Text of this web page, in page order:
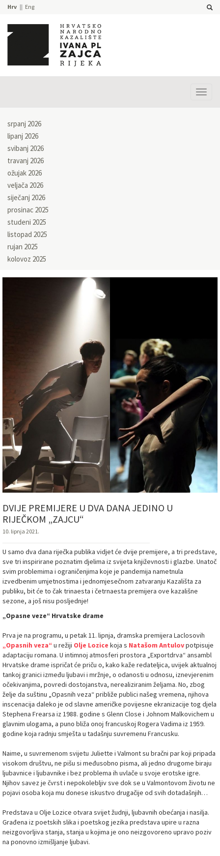
Hrv Eng
srpanj 2026
lipanj 2026
svibanj 2026
travanj 2026
ožujak 2026
veljača 2026
siječanj 2026
prosinac 2025
studeni 2025
listopad 2025
rujan 2025
kolovoz 2025
DVIJE PREMIJERE U DVA DANA JEDINO U
RIJEČKOM „ZAJCU“
10. lipnja 2021.
U samo dva dana riječka publika vidjet će dvije premijere, a tri predstave,
sve tri inspirirane poznatim djelima iz svijeta književnosti i glazbe. Unatoč
svim problemima i ograničenjima koje je pandemija nametnula
izvedbenim umjetnostima i jednomjesečnom zatvaranju Kazališta za
publiku, bit će to čak trinaesta i četrnaesta premijera ove kazališne
sezone, a još nisu posljednje!
„Opasne veze“ Hrvatske drame
Prva je na programu, u petak 11. lipnja, dramska premijera Laclosovih
„Opasnih veza“ u režiji Olje Lozice koja s Natašom Antulovpotpisuje
adaptaciju romana. U intimnoj atmosferi prostora „Exportdrva“ ansambl
Hrvatske drame ispričat će priču o, kako kaže redateljica, uvijek aktualnoj
tankoj granici između ljubavi i mržnje, o odanosti u odnosu, iznevjerenim
očekivanjima, povredi dostojanstva, nerealiziranim željama. No, zbog
želje da suštinu „Opasnih veza“ približe publici našeg vremena, njihova
inscenacija daleko je od slavne američke povijesne ekranizacije tog djela
Stephena Frearsa iz 1988. godine s Glenn Close i Johnom Malkovichem u
glavnim ulogama, a puno bliža onoj francuskoj Rogera Vadima iz 1959.
godine koja radnju smješta u tadašnju suvremenu Francusku.
Naime, u suvremenom svijetu Juliette i Valmont su bračni par koji pripada
visokom društvu, ne pišu si međusobno pisma, ali jedno drugome biraju
ljubavnice i ljubavnike i bez problema ih uvlače u svoje erotske igre.
Njihov savez je čvrst i nepokolebljiv sve dok se u Valmontovom životu ne
pojavi osoba koja mu donese iskustvo drugačije od svih dotadašnjih…
Predstava u Olje Lozice otvara svijet žudnji, ljubavnih obećanja i nasilja.
Građena iz poetskih slika i poetskog jezika predstava upire u razna
neizgovorljiva stanja, stanja u kojima je ono neizgovoreno upravo poziv
na ponovno izmišljanje ljubavi.